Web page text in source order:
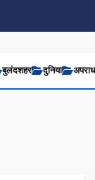
बुलंदशहर दुनिया अपराध